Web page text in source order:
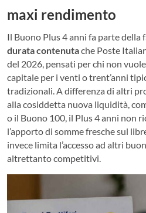
maxi rendimento
Il Buono Plus 4 anni fa parte della
durata contenutache Poste
del 2026, pensati per chi non
capitale per i venti o trent’anni
tradizionali. A differenza di altri
alla cosiddetta nuova liquidità,
o il Buono 100, il Plus 4 anni non
l’apporto di somme fresche sul
invece limita l’accesso ad altri
altrettanto competitivi.